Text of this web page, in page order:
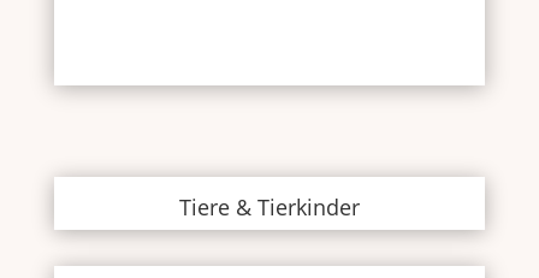
Tiere & Tierkinder